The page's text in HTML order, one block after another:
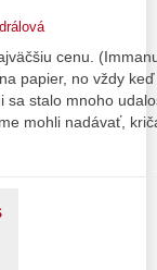
cenu.
papier, no vždy
stalo mnoho
mohli nadávať,